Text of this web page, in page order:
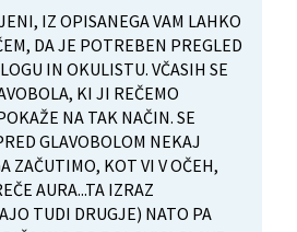
IZ OPISANEGA VAM LAHKO
DA JE POTREBEN PREGLED
IN OKULISTU. VČASIH SE
KI JI REČEMO
NA TAK NAČIN. SE
GLAVOBOLOM NEKAJ
ZAČUTIMO, KOT VI V OČEH,
AURA...TA IZRAZ
TUDI DRUGJE) NATO PA